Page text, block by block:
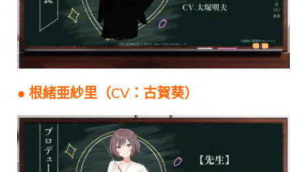
● 根緒亜紗里（CV：古賀葵）